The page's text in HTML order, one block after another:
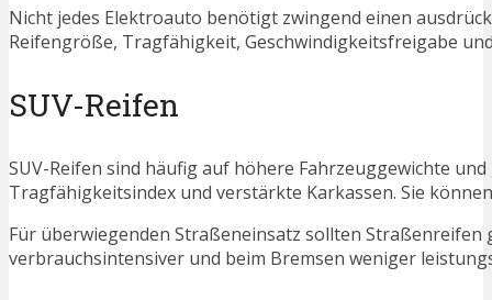
Nicht jedes Elektroauto benötigt zwingend einen
Reifengröße, Tragfähigkeit, Geschwindigkeitsfreigabe
SUV-Reifen
SUV-Reifen sind häufig auf höhere Fahrzeuggewichte
Tragfähigkeitsindex und verstärkte Karkassen. Sie
Für überwiegenden Straßeneinsatz sollten
verbrauchsintensiver und beim Bremsen weniger